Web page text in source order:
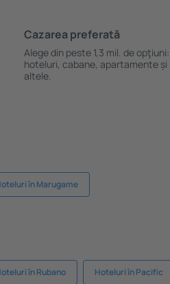
Cazarea preferată
Alege din peste 1,3 mil. de opţiuni:
hoteluri, cabane, apartamente și
altele.
în Marugame
în Rubano Hoteluri în Pacific